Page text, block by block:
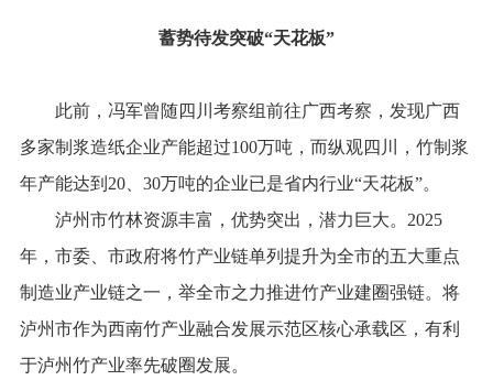
蓄势待发突破“天花板”
此前，冯军曾随四川考察组前往广西考察，发现广西
多家制浆造纸企业产能超过100万吨，而纵观四川，竹制浆
年产能达到20、30万吨的企业已是省内行业“天花板”。
泸州市竹林资源丰富，优势突出，潜力巨大。2025
年，市委、市政府将竹产业链单列提升为全市的五大重点
制造业产业链之一，举全市之力推进竹产业建圈强链。将
泸州市作为西南竹产业融合发展示范区核心承载区，有利
于泸州竹产业率先破圈发展。